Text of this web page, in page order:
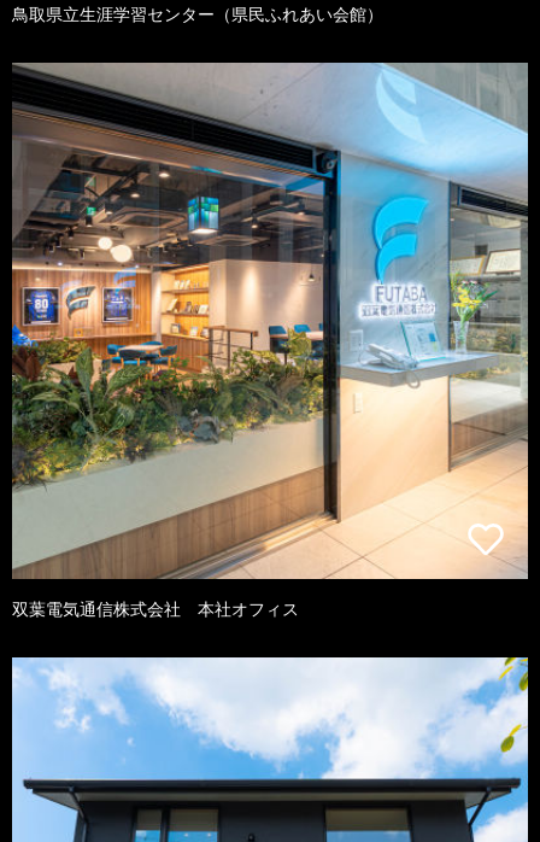
鳥取県立生涯学習センター（県民ふれあい会館）
双葉電気通信株式会社 本社オフィス